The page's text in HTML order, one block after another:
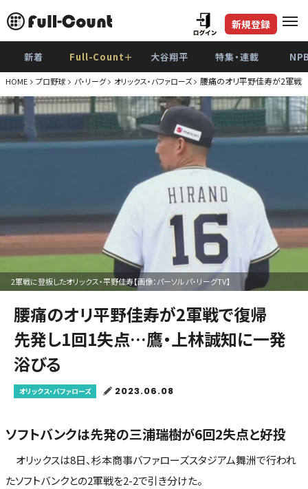
新規登録
新着 Full-Count＋ 大谷翔平 特集・連載
HOME プロ野球 パ・リーグ オリックス・バファローズ 腰痛のオリ平野佳寿が2軍
2軍戦に登板したオリックス・平野佳寿【画像：パーソル パ・リーグTV】
腰痛のオリ平野佳寿が2軍戦で復帰
先発し1回1失点…鷹・上林誠知に一発
浴びる
オリックス・バファローズ 2023.06.08
ソフトバンクは先発の三浦瑞樹が6回2失点と好投
オリックスは8日、杉本商事バファローズスタジアム舞洲で行われ
たソフトバンクとの2軍戦を2-2で引き分けた。